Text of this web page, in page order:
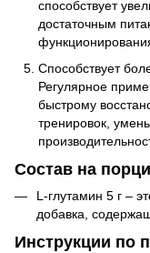
способствует
достаточным
Способствует
Регулярное
быстрому
тренировок,
Состав на
L-глутамин 5 г –
добавка,
Инструкции по